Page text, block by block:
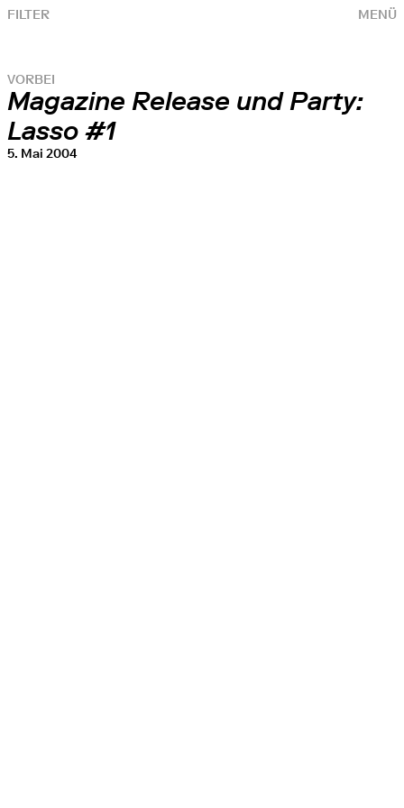
MENÜ
FILTER
VORBEI
Magazine Release und Party:
Lasso #1
5. Mai 2004